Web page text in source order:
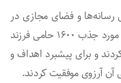
رسانه‌ها و فضای‌ مجازی در
پیشبرد اهداف والای کمیته امداد بخصوص در مورد جذب ۱۶۰۰ حامی فرزند
و برای پیشبرد اهداف و
آن آرزوی موفقیت کردند.